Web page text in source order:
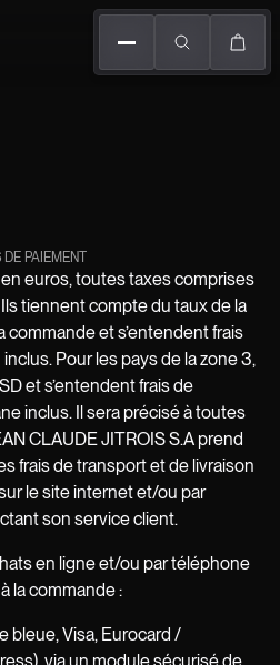
PAIEMENT
euros, toutes taxes comprises
tiennent compte du taux de la
commande et s’entendent frais
Pour les pays de la zone 3,
et s’entendent frais de
inclus. Il sera précisé à toutes
CLAUDE JITROIS S.A prend
frais de transport et de livraison
le site internet et/ou par
son service client.
en ligne et/ou par téléphone
la commande:
bleue, Visa, Eurocard /